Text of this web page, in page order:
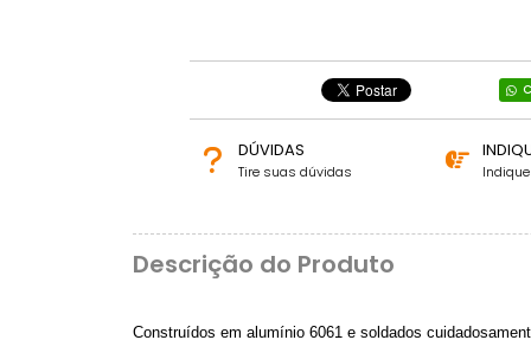
DÚVIDAS
Tire suas dúvidas
Descrição do Produto
Construídos em alumínio 6061 e soldados